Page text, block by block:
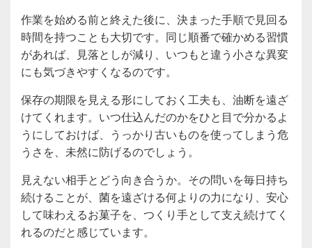
作業を始める前と終えた後に、決まった手順で見回る
時間を持つことも大切です。同じ順番で確かめる習慣
があれば、見落としが減り、いつもと違う小さな異変
にも気づきやすくなるのです。
保存の期限を見える形にしておく工夫も、油断を遠ざ
けてくれます。いつ仕込んだのかをひと目で分かるよ
うにしておけば、うっかり古いものを使ってしまう危
うさを、未然に防げるのでしょう。
見えない相手とどう向き合うか。その問いを毎日持ち
続けることが、菌を遠ざける何よりの力になり、安心
して味わえるお菓子を、つくり手として支え続けてく
れるのだと感じています。